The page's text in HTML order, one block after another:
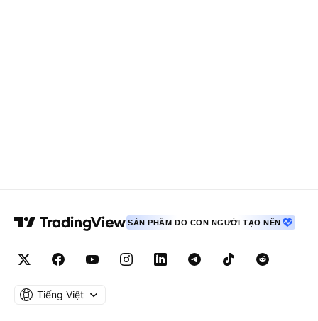
SẢN PHẨM DO CON NGƯỜI TẠO NÊN
Tiếng Việt